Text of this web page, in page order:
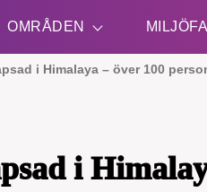
OMRÅDEN
i Himalaya – över 100
i